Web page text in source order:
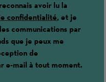
avoir lu la
confidentialité, et je
communications par
que je peux me
de
e-mail à tout moment.